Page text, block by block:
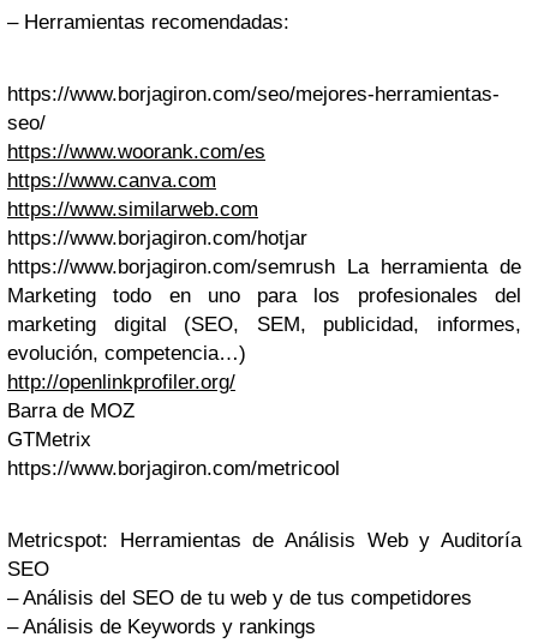
– Herramientas recomendadas:
https://www.borjagiron.com/seo/mejores-herramientas-
seo/
https://www.woorank.com/es
https://www.canva.com
https://www.similarweb.com
https://www.borjagiron.com/hotjar
https://www.borjagiron.com/semrush La herramienta de
Marketing todo en uno para los profesionales del
marketing digital (SEO, SEM, publicidad, informes,
evolución, competencia…)
http://openlinkprofiler.org/
Barra de MOZ
GTMetrix
https://www.borjagiron.com/metricool
Metricspot: Herramientas de Análisis Web y Auditoría
SEO
– Análisis del SEO de tu web y de tus competidores
– Análisis de Keywords y rankings